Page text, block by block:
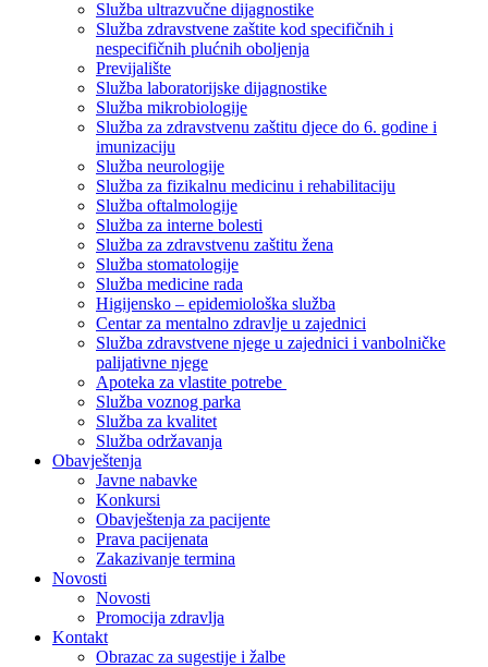
Služba ultrazvučne dijagnostike
Služba zdravstvene zaštite kod specifičnih i
nespecifičnih plućnih oboljenja
Previjalište
Služba laboratorijske dijagnostike
Služba mikrobiologije
Služba za zdravstvenu zaštitu djece do 6. godine i
imunizaciju
Služba neurologije
Služba za fizikalnu medicinu i rehabilitaciju
Služba oftalmologije
Služba za interne bolesti
Služba za zdravstvenu zaštitu žena
Služba stomatologije
Služba medicine rada
Higijensko – epidemiološka služba
Centar za mentalno zdravlje u zajednici
Služba zdravstvene njege u zajednici i vanbolničke
palijativne njege
Apoteka za vlastite potrebe
Služba voznog parka
Služba za kvalitet
Služba održavanja
Obavještenja
Javne nabavke
Konkursi
Obavještenja za pacijente
Prava pacijenata
Zakazivanje termina
Novosti
Novosti
Promocija zdravlja
Kontakt
Obrazac za sugestije i žalbe